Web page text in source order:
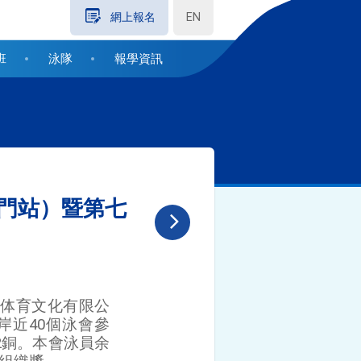
網上報名 EN
泳隊 報學資訊
站）暨第七
育文化有限公
近40個泳會參
。本會泳員余